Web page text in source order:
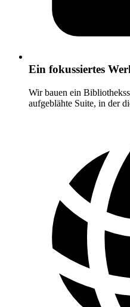
Ein fokussiertes
Wir bauen ein
aufgeblähte Suite, in der